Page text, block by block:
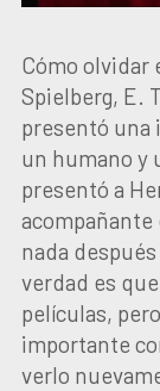
Cómo olvidar
Spielberg, E.
presentó una
un humano y
presentó a
acompañante
nada
verdad es
películas,
importante
verlo